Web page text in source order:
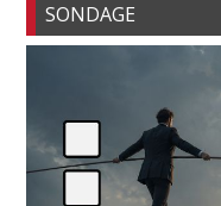
SONDAGE